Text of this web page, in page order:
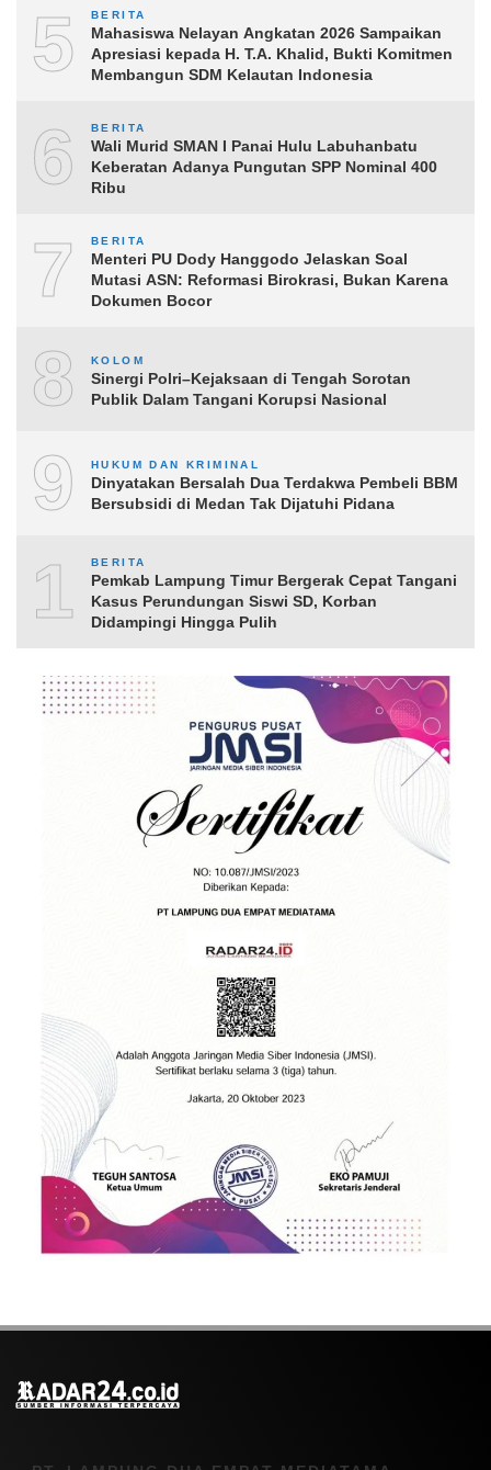
5 BERITA
Mahasiswa Nelayan Angkatan 2026 Sampaikan
Apresiasi kepada H. T.A. Khalid, Bukti Komitmen
Membangun SDM Kelautan Indonesia
6 BERITA
Wali Murid SMAN I Panai Hulu Labuhanbatu
Keberatan Adanya Pungutan SPP Nominal 400
Ribu
7 BERITA
Menteri PU Dody Hanggodo Jelaskan Soal
Mutasi ASN: Reformasi Birokrasi, Bukan Karena
Dokumen Bocor
8 KOLOM
Sinergi Polri–Kejaksaan di Tengah Sorotan
Publik Dalam Tangani Korupsi Nasional
9 HUKUM DAN KRIMINAL
Dinyatakan Bersalah Dua Terdakwa Pembeli BBM
Bersubsidi di Medan Tak Dijatuhi Pidana
10BERITA
Pemkab Lampung Timur Bergerak Cepat Tangani
Kasus Perundungan Siswi SD, Korban
Didampingi Hingga Pulih